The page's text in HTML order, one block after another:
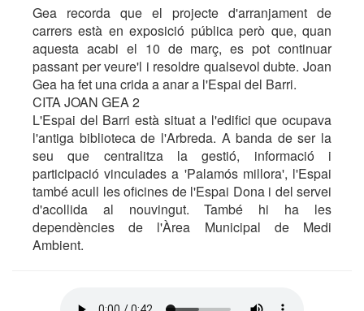
Gea recorda que el projecte d'arranjament de
carrers està en exposició pública però que, quan
aquesta acabi el 10 de març, es pot continuar
passant per veure'l i resoldre qualsevol dubte. Joan
Gea ha fet una crida a anar a l'Espai del Barri.
CITA JOAN GEA 2
L'Espai del Barri està situat a l'edifici que ocupava
l'antiga biblioteca de l'Arbreda. A banda de ser la
seu que centralitza la gestió, informació i
participació vinculades a 'Palamós millora', l'Espai
també acull les oficines de l'Espai Dona i del servei
d'acollida al nouvingut. També hi ha les
dependències de l'Àrea Municipal de Medi
Ambient.